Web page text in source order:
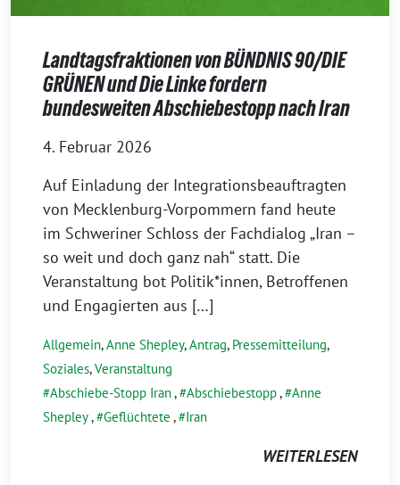
Landtagsfraktionen von BÜNDNIS 90/DIE
GRÜNEN und Die Linke fordern
bundesweiten Abschiebestopp nach Iran
4. Februar 2026
Auf Einladung der Integrationsbeauftragten
von Mecklenburg-Vorpommern fand heute
im Schweriner Schloss der Fachdialog „Iran –
so weit und doch ganz nah“ statt. Die
Veranstaltung bot Politik*innen, Betroffenen
und Engagierten aus […]
Allgemein,Anne Shepley,Antrag, Pressemitteilung,
Soziales,Veranstaltung
Abschiebe-Stopp Iran, Abschiebestopp, Anne
Shepley, Geflüchtete , Iran
WEITERLESEN